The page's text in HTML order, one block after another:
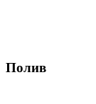
Полив